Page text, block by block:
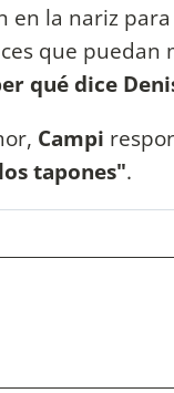
en la nariz
que puedan
qué dice
Campi
tapones".